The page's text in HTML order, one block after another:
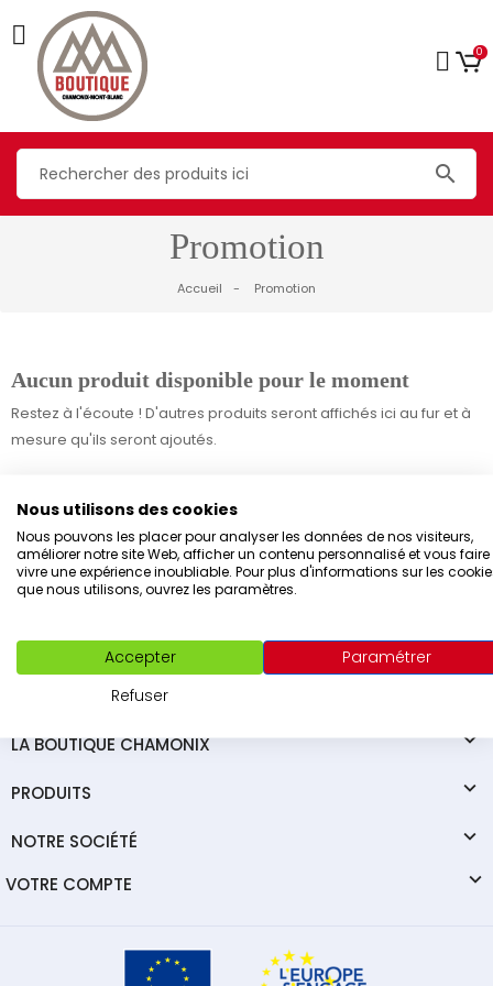
0
search
Promotion
Accueil Promotion
ACCUEIL
NOUVEAUX PRODUITS
Aucun produit disponible pour le moment
Restez à l'écoute ! D'autres produits seront affichés ici au fur et à
mesure qu'ils seront ajoutés.
Créer une liste d'envies
Nom de la liste d'envies
Annuler Créer une liste d'envies
LA BOUTIQUE CHAMONIX
PRODUITS
NOTRE SOCIÉTÉ
VOTRE COMPTE
Nous utilisons des cookies
Nous pouvons les placer pour analyser les données de nos visiteurs,
améliorer notre site Web, afficher un contenu personnalisé et vous faire
vivre une expérience inoubliable. Pour plus d'informations sur les
que nous utilisons, ouvrez les paramètres.
Accepter
Paramétrer
Refuser